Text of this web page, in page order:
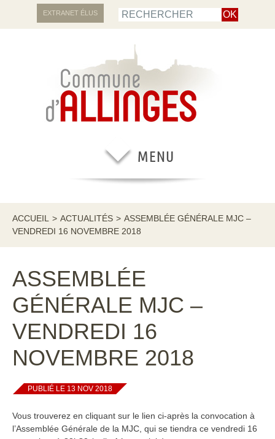
EXTRANET ÉLUS
ACCUEIL > ACTUALITÉS > ASSEMBLÉE GÉNÉRALE MJC –
VENDREDI 16 NOVEMBRE 2018
ASSEMBLÉE
GÉNÉRALE MJC –
VENDREDI 16
NOVEMBRE 2018
PUBLIÉ LE 13 NOV 2018
Vous trouverez en cliquant sur le lien ci-après la convocation à
l’Assemblée Générale de la MJC, qui se tiendra ce vendredi 16